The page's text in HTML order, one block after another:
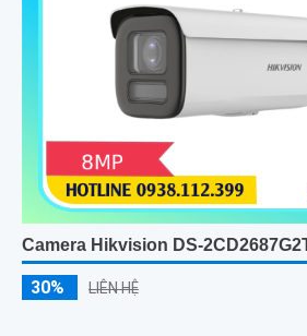
Camera Hikvision DS-
30% LIÊN HỆ